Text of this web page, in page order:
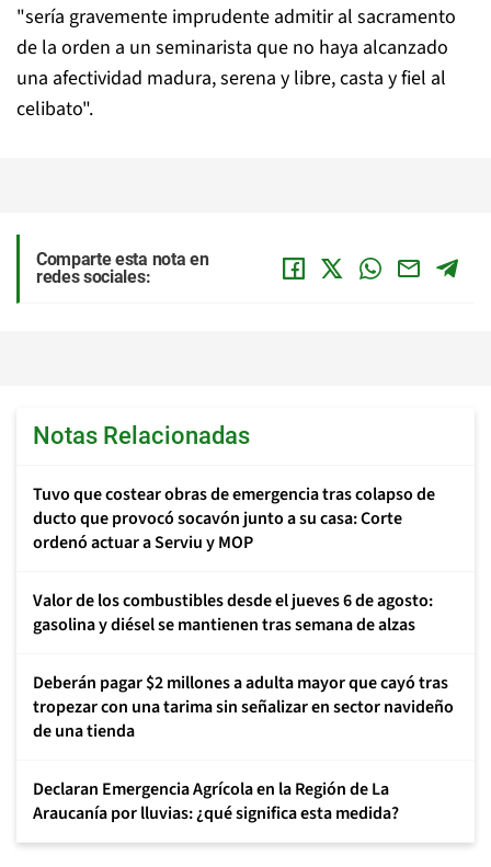
"sería gravemente imprudente admitir al sacramento
de la orden a un seminarista que no haya alcanzado
una afectividad madura, serena y libre, casta y fiel al
celibato".
Comparte esta nota en
redes sociales:
Notas Relacionadas
Tuvo que costear obras de emergencia tras colapso de
ducto que provocó socavón junto a su casa: Corte
ordenó actuar a Serviu y MOP
Valor de los combustibles desde el jueves 6 de agosto:
gasolina y diésel se mantienen tras semana de alzas
Deberán pagar $2 millones a adulta mayor que cayó tras
tropezar con una tarima sin señalizar en sector navideño
de una tienda
Declaran Emergencia Agrícola en la Región de La
Araucanía por lluvias: ¿qué significa esta medida?